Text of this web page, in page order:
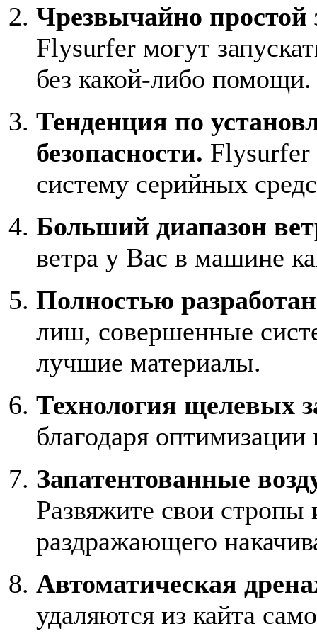
Чрезвычайно простой
Flysurfer могут
без какой-либо помощи.
Тенденция по
безопасности.
систему серийных
Больший диапазон
ветра у Вас в машине
Полностью
лиш, совершенные
лучшие материалы.
Технология щелевых
благодаря оптимизации
Запатентованные
Развяжите свои стропы
раздражающего
Автоматическая
удаляются из кайта